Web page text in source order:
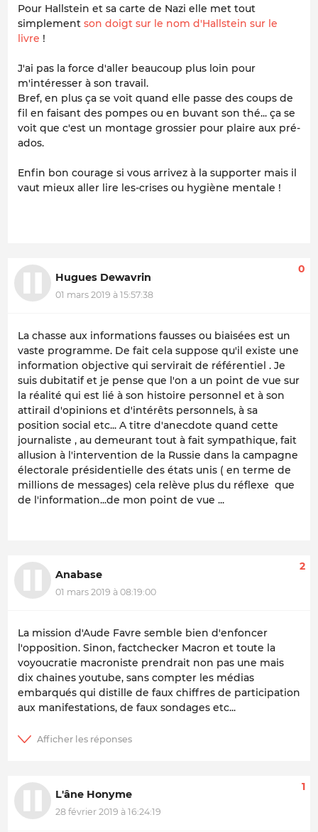
Pour Hallstein et sa carte de Nazi elle met tout
simplement son doigt sur le nom d'Hallstein sur le
livre !
J'ai pas la force d'aller beaucoup plus loin pour
m'intéresser à son travail.
Bref, en plus ça se voit quand elle passe des coups de
fil en faisant des pompes ou en buvant son thé... ça se
voit que c'est un montage grossier pour plaire aux pré-
ados.
Enfin bon courage si vous arrivez à la supporter mais il
vaut mieux aller lire les-crises ou hygiène mentale !
Hugues Dewavrin
01 mars 2019 à 15:57:38
0
La chasse aux informations fausses ou biaisées est un
vaste programme. De fait cela suppose qu'il existe une
information objective qui servirait de référentiel . Je
suis dubitatif et je pense que l'on a un point de vue sur
la réalité qui est lié à son histoire personnel et à son
attirail d'opinions et d'intérêts personnels, à sa
position social etc... A titre d'anecdote quand cette
journaliste , au demeurant tout à fait sympathique, fait
allusion à l'intervention de la Russie dans la campagne
électorale présidentielle des états unis ( en terme de
millions de messages) cela relève plus du réflexe que
de l'information...de mon point de vue ...
Anabase
01 mars 2019 à 08:19:00
2
La mission d'Aude Favre semble bien d'enfoncer
l'opposition. Sinon, factchecker Macron et toute la
voyoucratie macroniste prendrait non pas une mais
dix chaines youtube, sans compter les médias
embarqués qui distille de faux chiffres de participation
aux manifestations, de faux sondages etc...
L'âne Honyme
28 février 2019 à 16:24:19
1